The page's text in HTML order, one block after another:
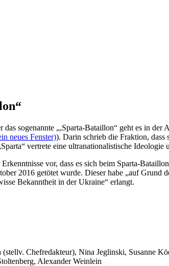
sogenannte „,Sparta-Bataillon“ geht es in der
neues Fenster)). Darin schrieb die Fraktion, dass
vertrete eine ultranationalistische Ideologie
vor, dass es sich beim Sparta-
2016 getötet wurde. Dieser habe „auf
Bekanntheit in der Ukraine“ erlangt.
Chefredakteur), Nina Jeglinski, Susanne
Alexander Weinlein